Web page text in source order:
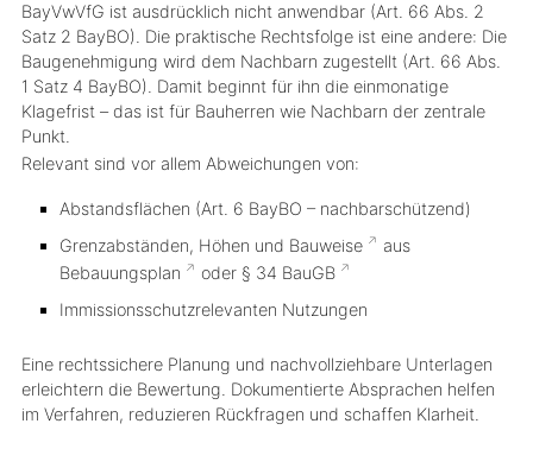
BayVwVfG ist ausdrücklich nicht anwendbar (Art. 66 Abs. 2
Satz 2 BayBO). Die praktische Rechtsfolge ist eine andere: Die
Baugenehmigung wird dem Nachbarn zugestellt(Art. 66 Abs.
1 Satz 4 BayBO). Damit beginnt für ihn die einmonatige
Klagefrist– das ist für Bauherren wie Nachbarn der zentrale
Punkt.
Relevant sind vor allem Abweichungen von:
Abstandsflächen (Art. 6 BayBO – nachbarschützend)
Grenzabständen, Höhen und Bauweise
aus
Bebauungsplan
oder § 34 BauGB
Immissionsschutzrelevanten Nutzungen
Eine rechtssichere Planung und nachvollziehbare Unterlagen
erleichtern die Bewertung. Dokumentierte Absprachen helfen
im Verfahren, reduzieren Rückfragen und schaffen Klarheit.